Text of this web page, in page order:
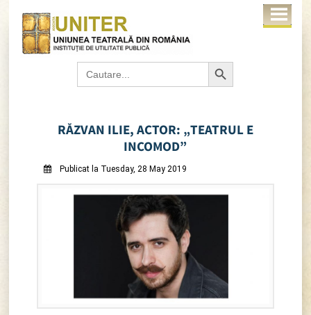
Search
for:
Search Button
RĂZVAN ILIE, ACTOR: „TEATRUL E
INCOMOD”
Publicat la Tuesday, 28 May 2019